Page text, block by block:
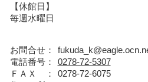
【休館日】
毎週水曜日
お問合せ：
電話番号：
0278-72-5307
ＦＡＸ ：
0278-72-6075